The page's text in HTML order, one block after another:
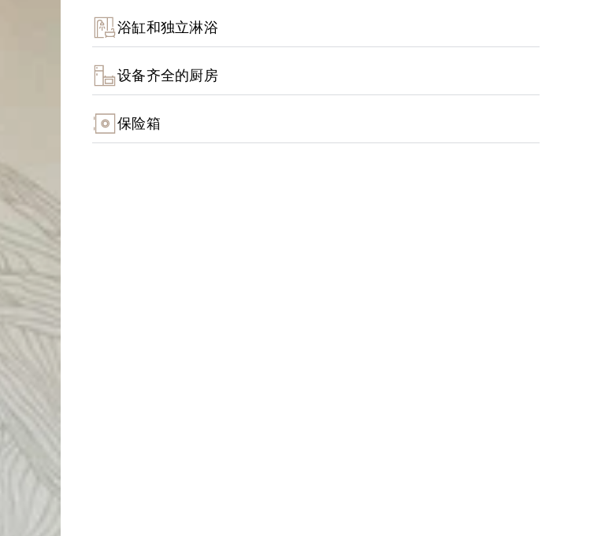
浴缸和独立淋浴
设备齐全的厨房
保险箱